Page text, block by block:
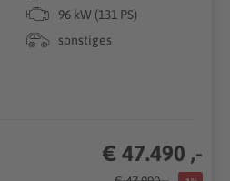
96 kW (131 PS)
sonstiges
€ 47.490 ,-